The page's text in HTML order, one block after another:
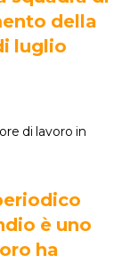
della
luglio
di lavoro in
è uno
ha